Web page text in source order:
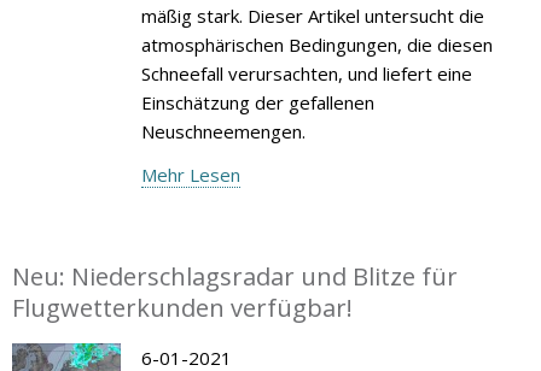
mäßig stark. Dieser Artikel untersucht die
atmosphärischen Bedingungen, die diesen
Schneefall verursachten, und liefert eine
Einschätzung der gefallenen
Neuschneemengen.
Mehr Lesen
Neu: Niederschlagsradar und Blitze für
Flugwetterkunden verfügbar!
6-01-2021